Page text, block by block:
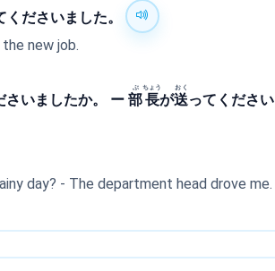
くださいました。
new job.
さいましたか。 ー部
ぶ
長
ちょう
が送
おく
ってください
day? - The department head drove me.